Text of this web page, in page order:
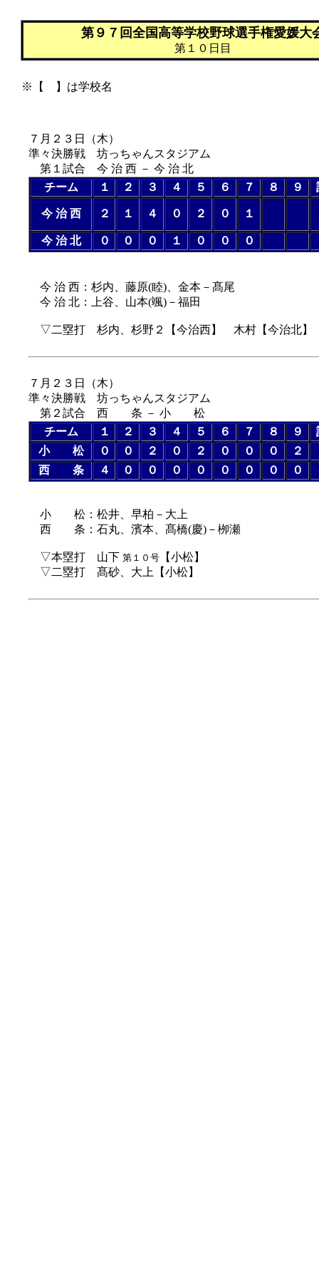
第９７回全国高等学校野球選手権愛媛大
第１０日目
※【 】は学校名
７月２３日（木）
準々決勝戦 坊っちゃんスタジアム
第１試合 今 治 西 － 今 治 北
チーム
１ ２ ３ ４ ５ ６ ７ ８ ９
今 治 西 ２ １ ４ ０ ２ ０ １
今 治 北
０ ０ ０ １ ０ ０ ０
今 治 西：杉内、藤原(睦)、金本－髙尾
今 治 北：上谷、山本(颯)－福田
▽二塁打 杉内、杉野２【今治西】 木村【今治北】
７月２３日（木）
準々決勝戦 坊っちゃんスタジアム
第２試合 西 条 － 小 松
チーム
１ ２ ３ ４ ５ ６ ７ ８ ９
小 松
０ ０ ２ ０ ２ ０ ０ ０ ２
西 条
４ ０ ０ ０ ０ ０ ０ ０ ０
小 松：松井、早柏－大上
西 条：石丸、濱本、髙橋(慶)－栁瀬
▽本塁打 山下 第１０号 【小松】
▽二塁打 髙砂、大上【小松】